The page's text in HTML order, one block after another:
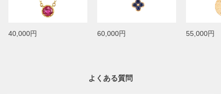
40,000円 60,000円 55,000円
よくある質問